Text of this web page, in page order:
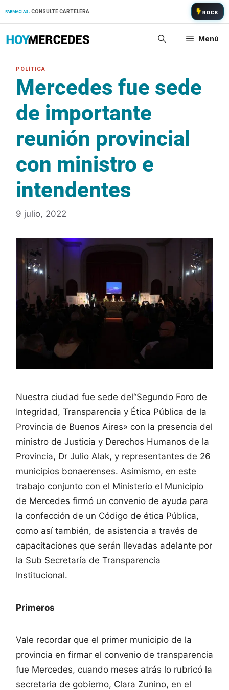
FARMACIAS: CONSULTE CARTELERA ROCK
Menú
Mercedes fue sede
de importante
reunión provincial
con ministro e
intendentes
9 julio, 2022
Nuestra ciudad fue sede del“Segundo Foro de
Integridad, Transparencia y Ética Pública de la
Provincia de Buenos Aires» con la presencia del
ministro de Justicia y Derechos Humanos de la
Provincia, Dr Julio Alak, y representantes de 26
municipios bonaerenses. Asimismo, en este
trabajo conjunto con el Ministerio el Municipio
de Mercedes firmó un convenio de ayuda para
la confección de un Código de ética Pública,
como así también, de asistencia a través de
capacitaciones que serán llevadas adelante por
la Sub Secretaría de Transparencia
Institucional.
Primeros
Vale recordar que el primer municipio de la
provincia en firmar el convenio de transparencia
fue Mercedes, cuando meses atrás lo rubricó la
secretaria de gobierno, Clara Zunino, en el